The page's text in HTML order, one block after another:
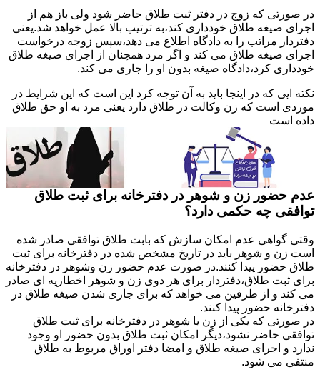
در صورتی که زوج در دفتر ثبت طلاق حاضر شود ولی باز هم از
اجرای صیغه طلاق خودداری کند،به ترتیب بالا عمل خواهد شد.یعنی
دفتردار مراتب را به دادگاه اطلاع می دهد،سپس زوجه درخواست
اجرای صیغه طلاق می کند و اگر مرد همچنان از اجرای صیغه طلاق
خودداری کرد،دادگاه صیغه بدون او را جاری می کند.
نکته ایی که در اینجا باید به آن توجه کرد این است که این شرایط در
موردی است که زن وکالت در طلاق دارد یعنی مرد به او حق طلاق
داده است
عدم حضور زن و شوهر در دفترخانه برای ثبت طلاق
توافقی چه حکمی دارد؟
وقتی گواهی عدم امکان سازش که بابت طلاق توافقی صادر شده
است زن و شوهر باید در تاریخ مشخص شده در دفترخانه برای ثبت
طلاق حضور پیدا کنند.در صورت عدم حضور زن وشوهر در دفترخانه
برای ثبت طلاق،دفتردار برای هر دوی زن و شوهر اخطاریه ای صادر
می کند و از طرفین می خواهد که برای جاری شدن صیغه طلاق در
دفترخانه حضور پیدا کنند.
در صورتی که یکی از زن یا شوهر در دفترخانه برای ثبت طلاق
توافقی حاضر نشود،دیگر امکان ثبت طلاق بدون حضور او وجود
ندارد و اجرای صیغه طلاق و امضا دفتر اوراق مربوط به طلاق
منتفی می شود.